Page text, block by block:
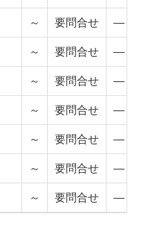
～ 要問合せ —
～ 要問合せ —
～ 要問合せ —
～ 要問合せ —
～ 要問合せ —
～ 要問合せ —
～ 要問合せ —